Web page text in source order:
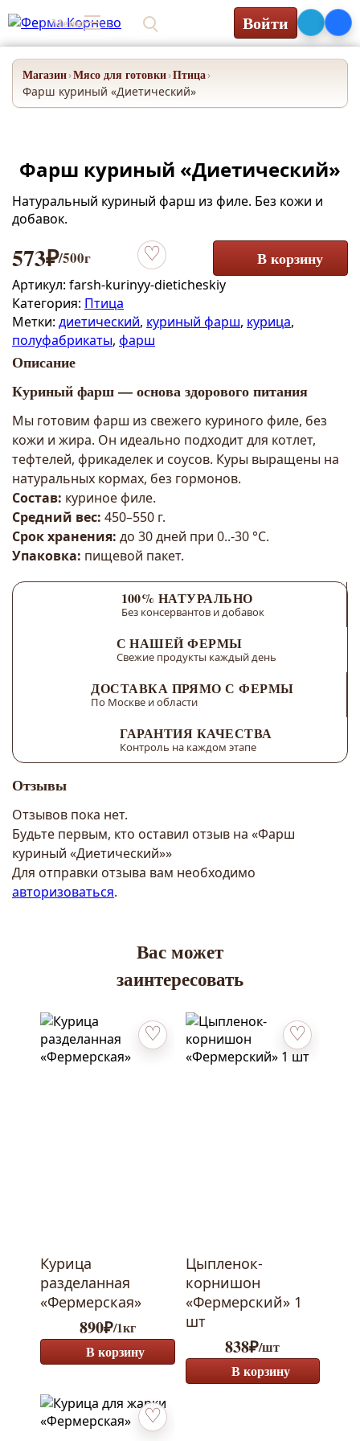
Меню Войти
Магазин›Мясо для готовки›Птица›
Фарш куриный «Диетический»
Фарш куриный «Диетический»
Натуральный куриный фарш из филе. Без кожи и
добавок.
573₽/500г Добавить в избранное В корзину
Артикул: farsh-kurinyy-dieticheskiy
Категория: Птица
Метки: диетический, куриный фарш, курица,
полуфабрикаты, фарш
Описание
Куриный фарш — основа здорового питания
Мы готовим фарш из свежего куриного филе, без
кожи и жира. Он идеально подходит для котлет,
тефтелей, фрикаделек и соусов. Куры выращены на
натуральных кормах, без гормонов.
Состав: куриное филе.
Средний вес: 450–550 г.
Срок хранения: до 30 дней при 0..-30 °C.
Упаковка: пищевой пакет.
100% НАТУРАЛЬНО
Без консервантов и добавок
С НАШЕЙ ФЕРМЫ
Свежие продукты каждый день
ДОСТАВКА ПРЯМО С ФЕРМЫ
По Москве и области
ГАРАНТИЯ КАЧЕСТВА
Контроль на каждом этапе
Отзывы
Отзывов пока нет.
Будьте первым, кто оставил отзыв на «Фарш
куриный «Диетический»»
Для отправки отзыва вам необходимо
авторизоваться.
Вас может
заинтересовать
Добавить в избранное
Курица
разделанная
«Фермерская»
890₽/1кг
В корзину
Добавить в
Цыпленок-
корнишон
«Фермерский» 1
шт
838₽/шт
В корзину
Добавить в избранное